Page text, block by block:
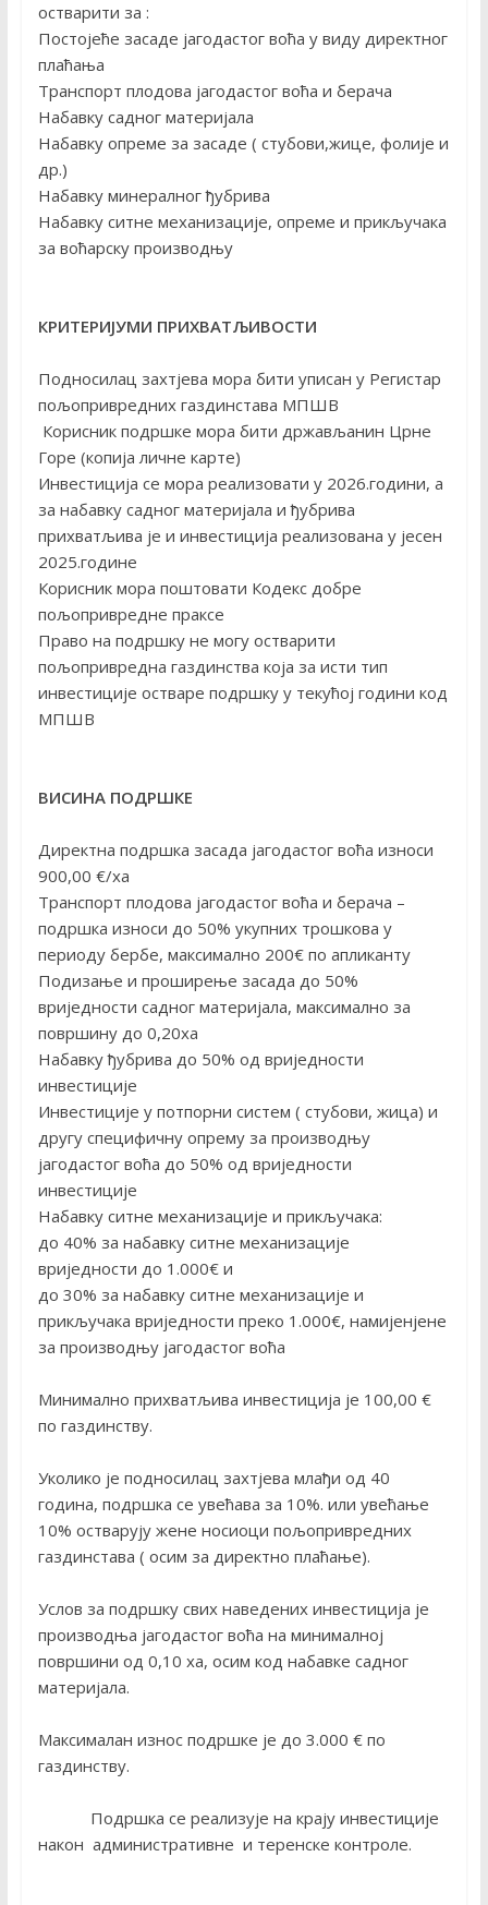
остварити за :
Постојеће засаде јагодастог воћа у виду директног
плаћања
Транспорт плодова јагодастог воћа и берача
Набавку садног материјала
Набавку опреме за засаде ( стубови,жице, фолије и
др.)
Набавку минералног ђубрива
Набавку ситне механизације, опреме и прикључака
за воћарску производњу
КРИТЕРИЈУМИ ПРИХВАТЉИВОСТИ
Подносилац захтјева мора бити уписан у Регистар
пољопривредних газдинстава МПШВ
Корисник подршке мора бити држављанин Црне
Горе (копија личне карте)
Инвестиција се мора реализовати у 2026.години, а
за набавку садног материјала и ђубрива
прихватљива је и инвестиција реализована у јесен
2025.године
Корисник мора поштовати Кодекс добре
пољопривредне праксе
Право на подршку не могу остварити
пољопривредна газдинства која за исти тип
инвестиције остваре подршку у текућој години код
МПШВ
ВИСИНА ПОДРШКЕ
Директна подршка засада јагодастог воћа износи
900,00 €/ха
Транспорт плодова јагодастог воћа и берача –
подршка износи до 50% укупних трошкова у
периоду бербе, максимално 200€ по апликанту
Подизање и проширење засада до 50%
вриједности садног материјала, максимално за
површину до 0,20ха
Набавку ђубрива до 50% од вриједности
инвестиције
Инвестиције у потпорни систем ( стубови, жица) и
другу специфичну опрему за производњу
јагодастог воћа до 50% од вриједности
инвестиције
Набавку ситне механизације и прикључака:
до 40% за набавку ситне механизације
вриједности до 1.000€ и
до 30% за набавку ситне механизације и
прикључака вриједности преко 1.000€, намијенјене
за производњу јагодастог воћа
Минимално прихватљива инвестиција је 100,00 €
по газдинству.
Уколико је подносилац захтјева млађи од 40
година, подршка се увећава за 10%. или увећање
10% остварују жене носиоци пољопривредних
газдинстава ( осим за директно плаћање).
Услов за подршку свих наведених инвестиција је
производња јагодастог воћа на минималној
површини од 0,10 ха, осим код набавке садног
материјала.
Максималан износ подршке је до 3.000 € по
газдинству.
Подршка се реализује на крају инвестиције
након административне и теренске контроле.